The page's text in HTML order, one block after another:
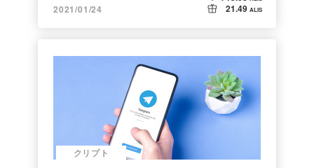
2021/01/24
21.49 ALIS
クリプト